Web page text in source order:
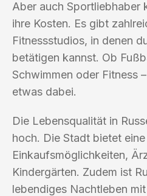
Aber auch Sportliebhaber
ihre Kosten. Es gibt
Fitnessstudios, in denen
betätigen kannst. Ob
Schwimmen oder Fitness
etwas dabei.
Die Lebensqualität in
hoch. Die Stadt bietet
Einkaufsmöglichkeiten,
Kindergärten. Zudem ist
lebendiges Nachtleben